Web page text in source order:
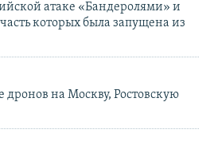
атаке «Бандеролями» и
которых была запущена из
дронов на Москву, Ростовскую